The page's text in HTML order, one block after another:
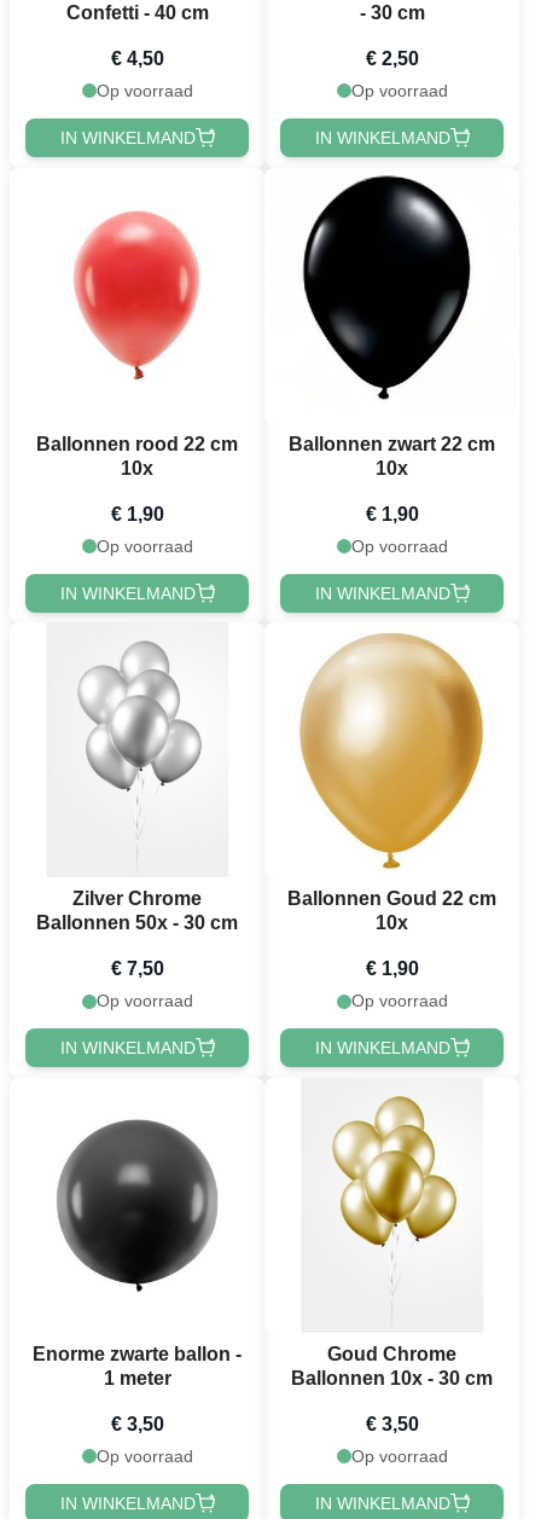
Confetti - 40 cm
€ 4,50
Op voorraad
IN WINKELMAND
- 30 cm
€ 2,50
Op voorraad
IN WINKELMAND
Ballonnen rood 22 cm
10x
€ 1,90
Op voorraad
IN WINKELMAND
Ballonnen zwart 22 cm
10x
€ 1,90
Op voorraad
IN WINKELMAND
Zilver Chrome
Ballonnen 50x - 30 cm
€ 7,50
Op voorraad
IN WINKELMAND
Ballonnen Goud 22 cm
10x
€ 1,90
Op voorraad
IN WINKELMAND
Enorme zwarte ballon -
1 meter
€ 3,50
Op voorraad
IN WINKELMAND
Goud Chrome
Ballonnen 10x - 30 cm
€ 3,50
Op voorraad
IN WINKELMAND